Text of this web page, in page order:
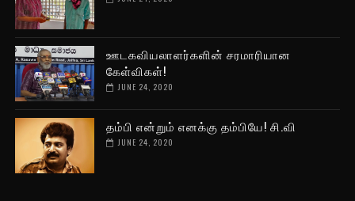
ஊடகவியலாளர்களின் சரமாரியான
கேள்விகள்!
JUNE 24, 2020
தம்பி என்றும் எனக்கு தம்பியே! சி.வி
JUNE 24, 2020